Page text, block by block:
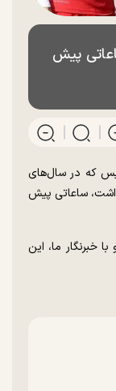
پیش
که در سال‌های
ساعاتی پیش
خبرنگار ما، این